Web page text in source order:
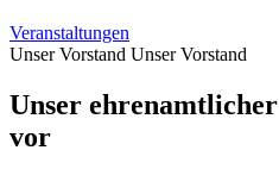
Veranstaltungen
Unser Vorstand Unser Vorstand
Unser
vor